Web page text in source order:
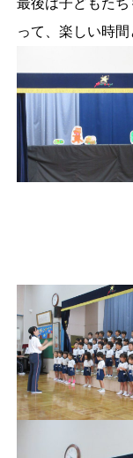
って、楽しい時間